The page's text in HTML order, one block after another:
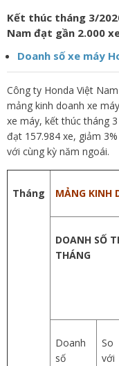
Kết thúc tháng 3/
Nam đạt gần 2.000
Doanh số xe máy
Công ty Honda Việt
mảng kinh doanh xe
xe máy, kết thúc tháng
đạt 157.984 xe, giảm
với cùng kỳ năm ngoái.
Tháng MẢNG KINH
DOANH SỐ
THÁNG
Doanh
số
So
với